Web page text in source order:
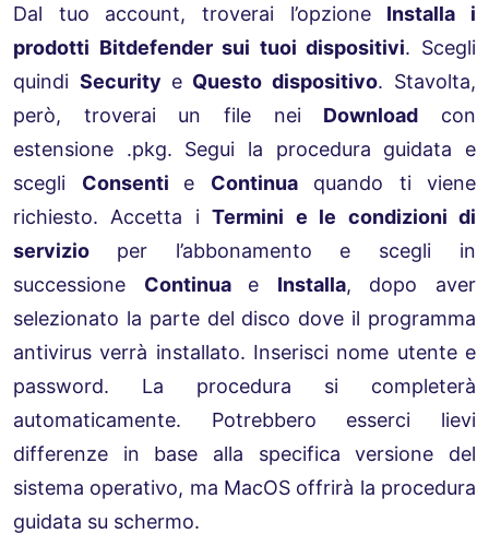
Dal tuo account, troverai l’opzione Installa i
prodotti Bitdefender sui tuoi dispositivi. Scegli
quindi Security e Questo dispositivo. Stavolta,
però, troverai un file nei Download con
estensione .pkg. Segui la procedura guidata e
scegli Consenti e Continuaquando ti viene
richiesto. Accetta iTermini e le condizioni di
servizio per l’abbonamento e scegli in
successione Continua e Installa, dopo aver
selezionato la parte del disco dove il programma
antivirus verrà installato. Inserisci nome utente e
password. La procedura si completerà
automaticamente. Potrebbero esserci lievi
differenze in base alla specifica versione del
sistema operativo, ma MacOS offrirà la procedura
guidata su schermo.